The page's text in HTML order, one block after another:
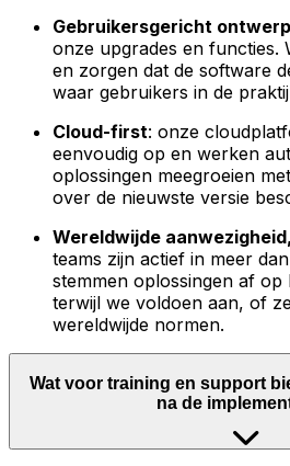
Gebruikersgericht ontwerp
onze upgrades en functies.
en zorgen dat de software
waar gebruikers in de
Cloud-first: onze
eenvoudig op en werken
oplossingen meegroeien
over de nieuwste versie
Wereldwijde
teams zijn actief in meer
stemmen oplossingen af
terwijl we voldoen aan, of
wereldwijde normen.
Wat voor training en support
na de